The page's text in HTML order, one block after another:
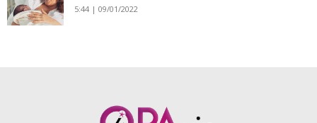
5:44 | 09/01/2022